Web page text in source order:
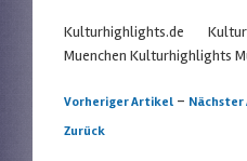
Kulturhighlights.de
Muenchen Kulturhighlights
Artikelnavigation
Vorheriger Artikel -
Zurück